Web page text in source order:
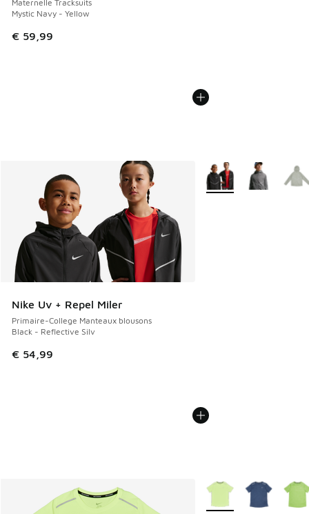
Maternelle Tracksuits
Mystic Navy - Yellow
€ 59,99
Nike Uv + Repel Miler
Primaire-College Manteaux blousons
Black - Reflective Silv
€ 54,99
Plus de couleurs
Plus de couleurs